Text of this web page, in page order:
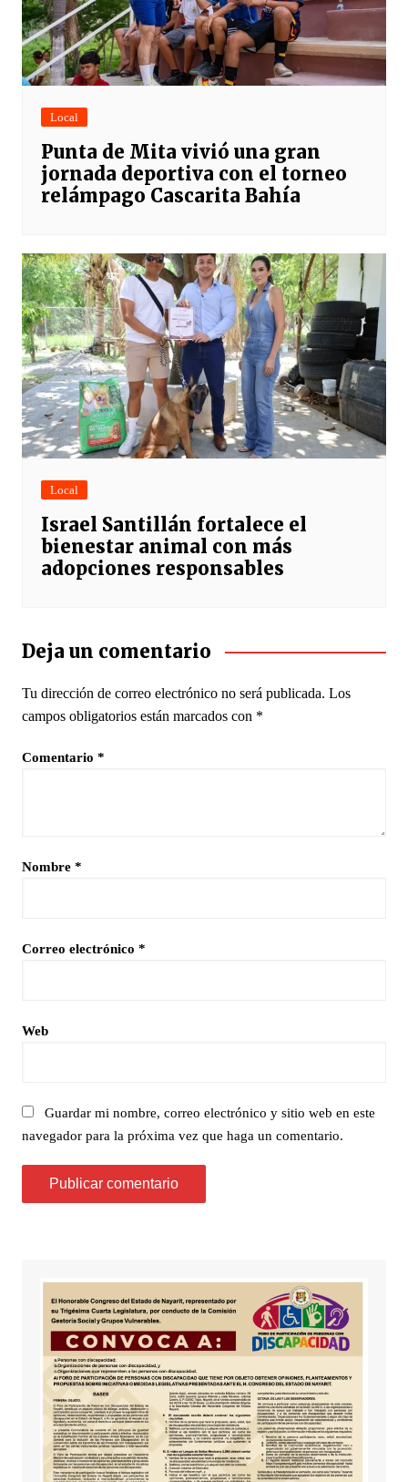
Local
Punta de Mita vivió una gran
jornada deportiva con el torneo
relámpago Cascarita Bahía
Local
Israel Santillán fortalece el
bienestar animal con más
adopciones responsables
Deja un comentario
Tu dirección de correo electrónico no será publicada. Los
campos obligatorios están marcados con *
Comentario *
Nombre *
Correo electrónico *
Web
Guardar mi nombre, correo electrónico y sitio web en este
navegador para la próxima vez que haga un comentario.